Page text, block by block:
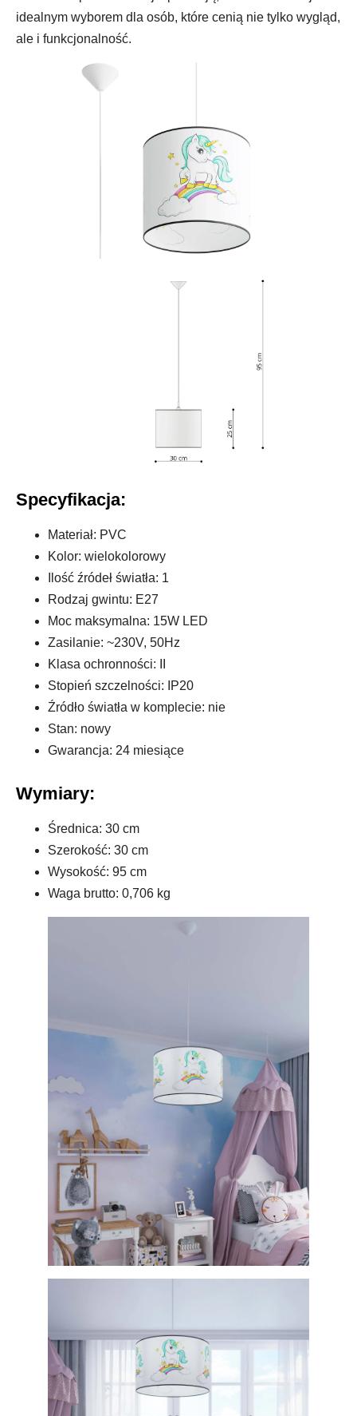
idealnym wyborem dla osób, które cenią nie tylko wygląd,
ale i funkcjonalność.
Specyfikacja:
Materiał: PVC
Kolor: wielokolorowy
Ilość źródeł światła: 1
Rodzaj gwintu: E27
Moc maksymalna: 15W LED
Zasilanie: ~230V, 50Hz
Klasa ochronności: II
Stopień szczelności: IP20
Źródło światła w komplecie: nie
Stan: nowy
Gwarancja: 24 miesiące
Wymiary:
Średnica: 30 cm
Szerokość: 30 cm
Wysokość: 95 cm
Waga brutto: 0,706 kg